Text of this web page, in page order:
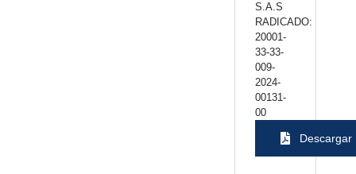
S.A.S
RADICADO:
20001-
33-33-
009-
2024-
00131-
00
Descargar